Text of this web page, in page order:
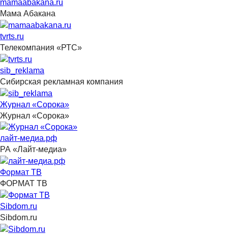
mamaabakana.ru
Мама Абакана
tvrts.ru
Телекомпания «РТС»
sib_reklama
Сибирская рекламная компания
Журнал «Сорока»
Журнал «Сорока»
лайт-медиа.рф
РА «Лайт-медиа»
Формат ТВ
ФОРМАТ ТВ
Sibdom.ru
Sibdom.ru